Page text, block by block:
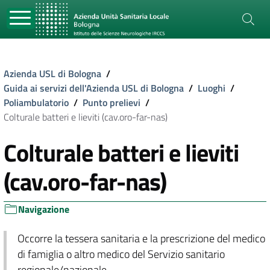
Azienda USL di Bologna /
Guida ai servizi dell'Azienda USL di Bologna / Luoghi /
Poliambulatorio / Punto prelievi /
Colturale batteri e lieviti (cav.oro-far-nas)
Colturale batteri e lieviti
(cav.oro-far-nas)
Navigazione
Occorre la tessera sanitaria e la prescrizione del medico
di famiglia o altro medico del Servizio sanitario